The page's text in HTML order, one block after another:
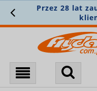
Przez 28 lat zaufało
klientów!